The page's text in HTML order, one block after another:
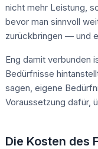
nicht mehr Leistung,
bevor man sinnvoll
zurückbringen — und
Eng damit verbunden
Bedürfnisse
sagen, eigene
Voraussetzung dafür,
Die Kosten des